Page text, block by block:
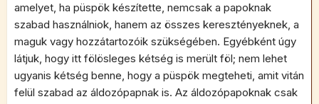
amelyet, ha püspök készítette, nemcsak a papoknak
szabad használniok, hanem az összes keresztényeknek, a
maguk vagy hozzátartozóik szükségében. Egyébként úgy
látjuk, hogy itt fölösleges kétség is merült föl; nem lehet
ugyanis kétség benne, hogy a püspök megteheti, amit vitán
felül szabad az áldozópapnak is. Az áldozópapoknak csak